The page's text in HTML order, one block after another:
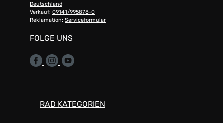
Deutschland
Verkauf: 09141/995878-0
Reklamation: Serviceformular
FOLGE UNS
RAD KATEGORIEN